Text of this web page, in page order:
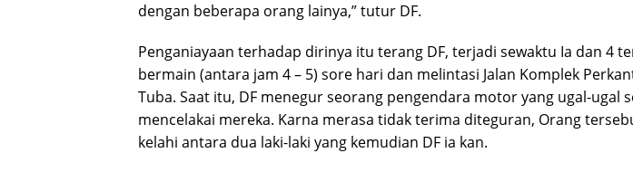
dengan beberapa orang lainya,” tutur DF.
Penganiayaan terhadap dirinya itu terang DF, terjadi sewaktu Ia dan 4
bermain (antara jam 4 – 5) sore hari dan melintasi Jalan Komplek
Tuba. Saat itu, DF menegur seorang pengendara motor yang ugal-ugal
mencelakai mereka. Karna merasa tidak terima diteguran, Orang
kelahi antara dua laki-laki yang kemudian DF ia kan.